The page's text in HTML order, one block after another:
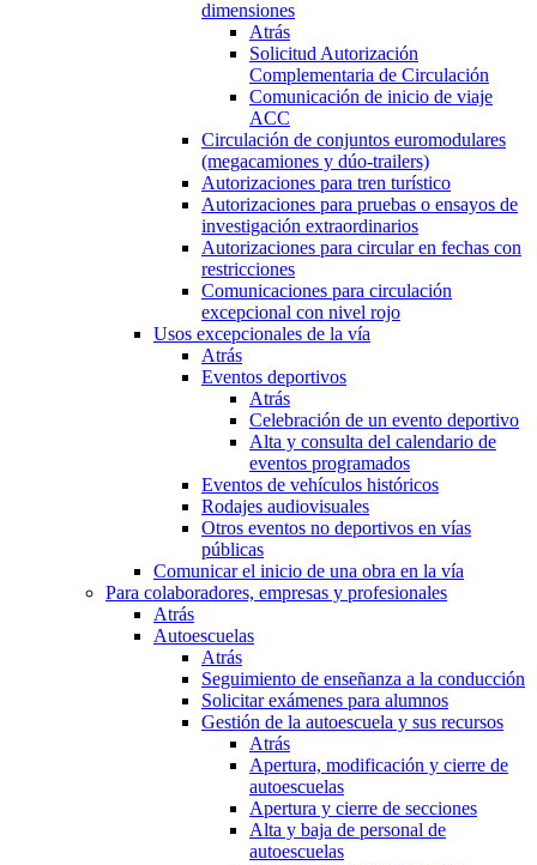
dimensiones
Atrás
Solicitud Autorización
Complementaria de Circulación
Comunicación de inicio de viaje
ACC
Circulación de conjuntos euromodulares
(megacamiones y dúo-trailers)
Autorizaciones para tren turístico
Autorizaciones para pruebas o ensayos de
investigación extraordinarios
Autorizaciones para circular en fechas con
restricciones
Comunicaciones para circulación
excepcional con nivel rojo
Usos excepcionales de la vía
Atrás
Eventos deportivos
Atrás
Celebración de un evento deportivo
Alta y consulta del calendario de
eventos programados
Eventos de vehículos históricos
Rodajes audiovisuales
Otros eventos no deportivos en vías
públicas
Comunicar el inicio de una obra en la vía
Para colaboradores, empresas y profesionales
Atrás
Autoescuelas
Atrás
Seguimiento de enseñanza a la conducción
Solicitar exámenes para alumnos
Gestión de la autoescuela y sus recursos
Atrás
Apertura, modificación y cierre de
autoescuelas
Apertura y cierre de secciones
Alta y baja de personal de
autoescuelas